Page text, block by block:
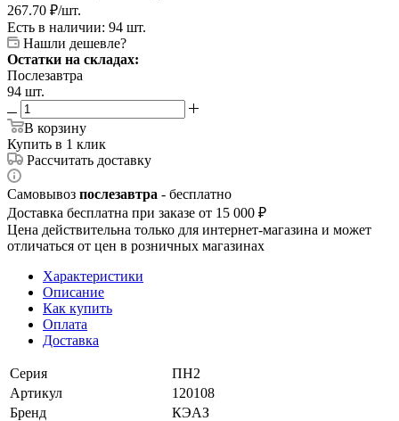
267.70 ₽/шт.
Есть в наличии: 94 шт.
Нашли дешевле?
Остатки на складах:
Послезавтра
94 шт.
В корзину
Купить в 1 клик
Рассчитать доставку
Самовывоз послезавтра - бесплатно
Доставка бесплатна при заказе от 15 000 ₽
Цена действительна только для интернет-магазина и может
отличаться от цен в розничных магазинах
Характеристики
Описание
Как купить
Оплата
Доставка
Серия
ПН2
Артикул
120108
Бренд
КЭАЗ